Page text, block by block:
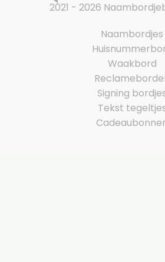
2021 - 2026
Naambordjes
Waakbord
Signing
Tekst